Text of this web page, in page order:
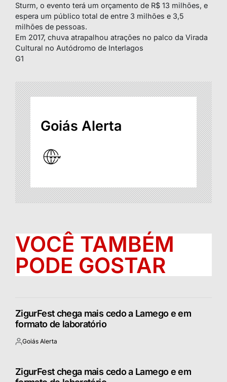
Sturm, o evento terá um orçamento de R$ 13 milhões, e
espera um público total de entre 3 milhões e 3,5
milhões de pessoas.
Em 2017, chuva atrapalhou atrações no palco da Virada
Cultural no Autódromo de Interlagos
G1
Goiás Alerta
VOCÊ TAMBÉM
PODE GOSTAR
ZigurFest chega mais cedo a Lamego e em
formato de laboratório
Postado
Goiás Alerta
ZigurFest chega mais cedo a Lamego e em